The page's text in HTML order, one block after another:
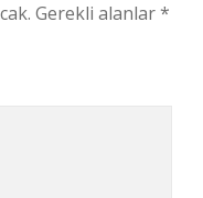
Gerekli alanlar*